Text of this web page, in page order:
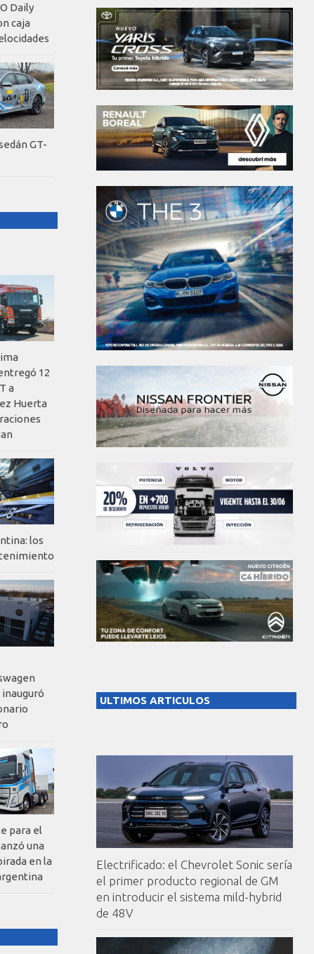
ULTIMOS ARTICULOS
Electrificado: el Chevrolet Sonic sería
el primer producto regional de GM
en introducir el sistema mild-hybrid
de 48V
Daily
caja
GT-
12
a
Huerta
los
inauguró
para el
una
en la